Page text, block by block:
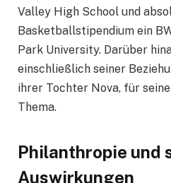
Valley High School und
Basketballstipendium ein
Park University. Darüber
einschließlich seiner
ihrer Tochter Nova, für
Thema.
Philanthropie und
Auswirkungen